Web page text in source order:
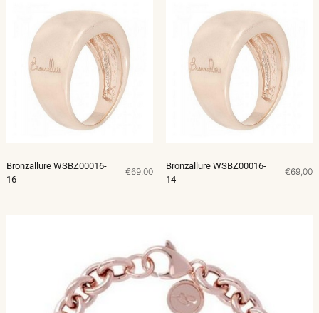
Bronzallure WSBZ00016-
16
€69,00
Bronzallure WSBZ00016-
14
€69,00